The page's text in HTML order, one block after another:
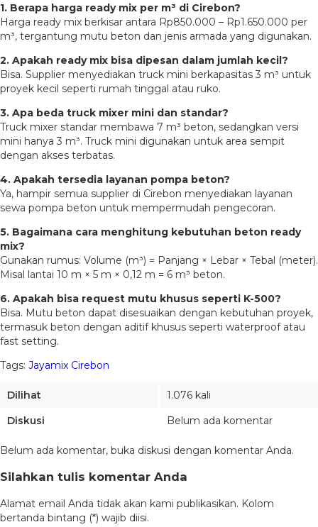
1. Berapa harga ready mix per m³ di Cirebon?
Harga ready mix berkisar antara Rp850.000 – Rp1.650.000 per
m³, tergantung mutu beton dan jenis armada yang digunakan.
2. Apakah ready mix bisa dipesan dalam jumlah kecil?
Bisa. Supplier menyediakan truck mini berkapasitas 3 m³ untuk
proyek kecil seperti rumah tinggal atau ruko.
3. Apa beda truck mixer mini dan standar?
Truck mixer standar membawa 7 m³ beton, sedangkan versi
mini hanya 3 m³. Truck mini digunakan untuk area sempit
dengan akses terbatas.
4. Apakah tersedia layanan pompa beton?
Ya, hampir semua supplier di Cirebon menyediakan layanan
sewa pompa beton untuk mempermudah pengecoran.
5. Bagaimana cara menghitung kebutuhan beton ready
mix?
Gunakan rumus: Volume (m³) = Panjang × Lebar × Tebal (meter).
Misal lantai 10 m × 5 m × 0,12 m = 6 m³ beton.
6. Apakah bisa request mutu khusus seperti K-500?
Bisa. Mutu beton dapat disesuaikan dengan kebutuhan proyek,
termasuk beton dengan aditif khusus seperti waterproof atau
fast setting.
Tags: Jayamix Cirebon
Dilihat
1.076 kali
Diskusi
Belum ada komentar
Belum ada komentar, buka diskusi dengan komentar Anda.
Silahkan tulis komentar Anda
Alamat email Anda tidak akan kami publikasikan. Kolom
bertanda bintang (*) wajib diisi.